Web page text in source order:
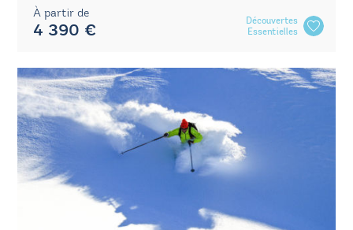
À partir de
4 390 €
Découvertes
Essentielles